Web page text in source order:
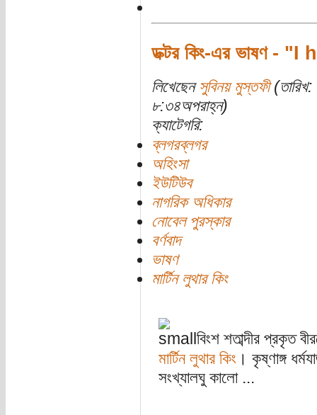
ডক্টর কিং-এর ভাষণ -
লিখেছেন সুবিনয় মুস্তফী
৮:৩৪অপরাহ্ন)
ক্যাটেগরি:
ব্লগরব্লগর
অহিংসা
ইউটিউব
নাগরিক অধিকার
নোবেল পুরস্কার
বর্ণবাদ
ভাষণ
মার্টিন লুথার কিং
বিংশ শতাব্দীর প্রকৃত
মার্টিন লুথার কিং। কৃষ্ণাঙ্গ
সংখ্যালঘু কালো ...